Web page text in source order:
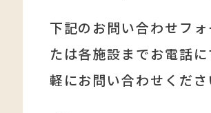
下記のお問い合わせフォ
たは各施設までお電話
軽にお問い合わせくださ